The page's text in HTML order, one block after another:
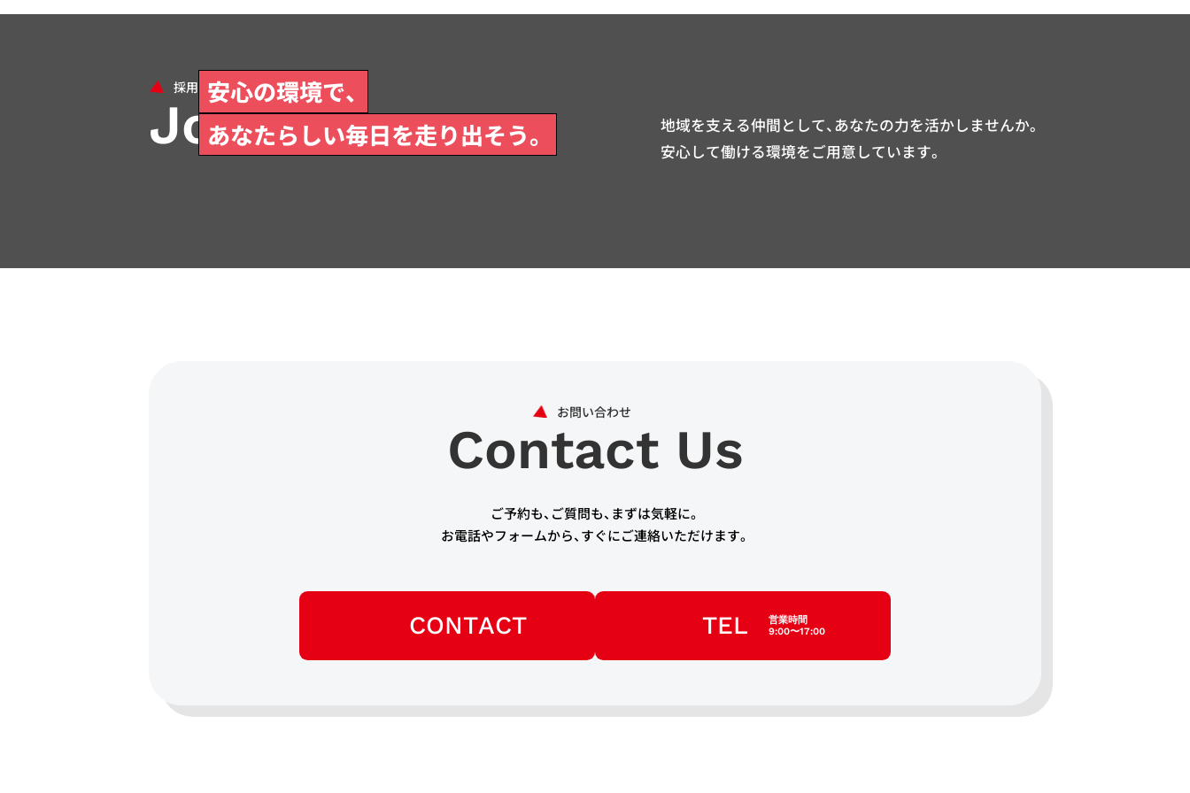
Join Us
地域を支える仲間として、あなたの力を活かしませんか。
安心して働ける環境をご用意しています。
安心の環境で、
あなたらしい毎日を走り出そう。
Contact Us
ご予約も、ご質問も、まずは気軽に。
お電話やフォームから、すぐにご連絡いただけます。
CONTACT TEL
営業時間
9:00〜17:00